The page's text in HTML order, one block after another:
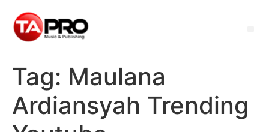
Tag: Maulana
Ardiansyah Trending